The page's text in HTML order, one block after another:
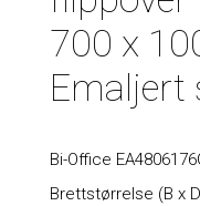
700 x
Emaljert
Bi-Office
Brettstørrelse (B x